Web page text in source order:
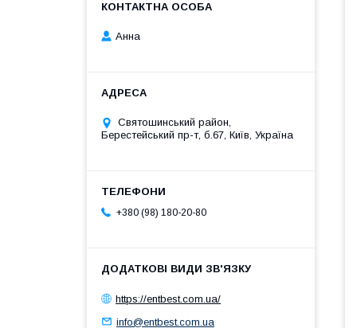
Анна
Святошинський район,
Берестейський пр-т, б.67, Київ, Україна
+380 (98) 180-20-80
https://entbest.com.ua/
info@entbest.com.ua